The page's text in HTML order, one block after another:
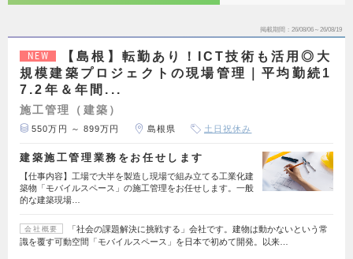
掲載期間 26/08/06～26/08/19
NEW
【島根】転勤あり！ICT技術も活用◎大
規模建築プロジェクトの現場管理｜平均勤続1
7.2年＆年間...
施工管理（建築）
550万円 ～ 899万円 島根県 土日祝休み
建築施工管理業務をお任せします
【仕事内容】工場で大半を製造し現場で組み立てる工業化建
築物「モバイルスペース」の施工管理をお任せします。一般
的な建築現場…
会社概要
「社会の課題解決に挑戦する」会社です。建物は動かないという常
識を覆す可動空間「モバイルスペース」を日本で初めて開発。以来…